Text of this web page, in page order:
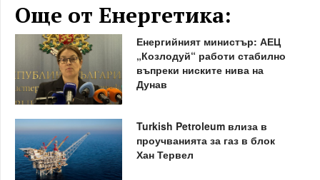
Още от Енергетика:
Енергийният министър: АЕЦ
„Козлодуй“ работи стабилно
въпреки ниските нива на
Дунав
Turkish Petroleum влиза в
проучванията за газ в блок
Хан Тервел